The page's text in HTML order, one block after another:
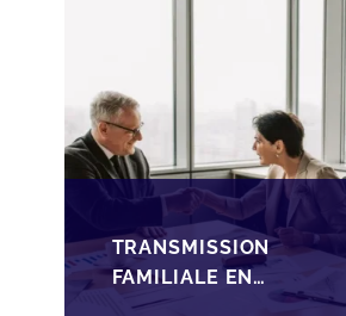
TRANSMISSION
FAMILIALE EN
WALLONIE :